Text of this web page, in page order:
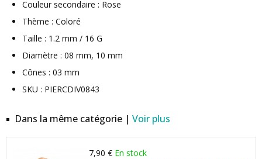
Couleur secondaire : Rose
Thème : Coloré
Taille : 1.2 mm / 16 G
Diamètre : 08 mm, 10 mm
Cônes : 03 mm
SKU : PIERCDIV0843
Dans la même catégorie | Voir plus
7,90 € En stock